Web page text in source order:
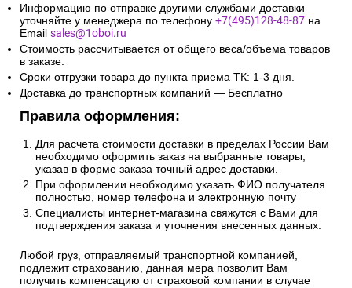
Информацию по отправке другими службами доставки
уточняйте у менеджера по телефону +7(495)128-48-87 на
Email sales@1oboi.ru
Стоимость рассчитывается от общего веса/объема товаров
в заказе.
Сроки отгрузки товара до пункта приема ТК: 1-3 дня.
Доставка до транспортных компаний — Бесплатно
Правила оформления:
Для расчета стоимости доставки в пределах России Вам
необходимо оформить заказ на выбранные товары,
указав в форме заказа точный адрес доставки.
При оформлении необходимо указать ФИО получателя
полностью, номер телефона и электронную почту
Специалисты интернет-магазина свяжутся с Вами для
подтверждения заказа и уточнения внесенных данных.
Любой груз, отправляемый транспортной компанией,
подлежит страхованию, данная мера позволит Вам
получить компенсацию от страховой компании в случае